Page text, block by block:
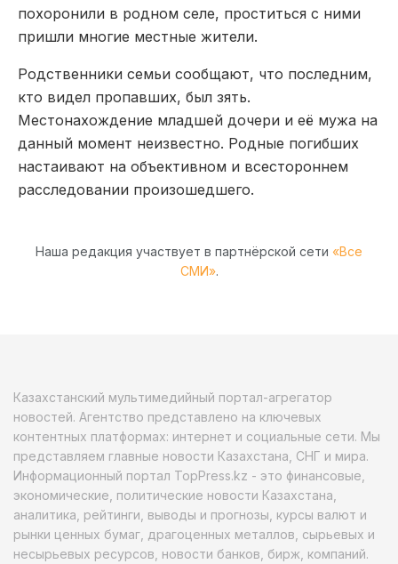
похоронили в родном селе, проститься с ними
пришли многие местные жители.
Родственники семьи сообщают, что последним,
кто видел пропавших, был зять.
Местонахождение младшей дочери и её мужа на
данный момент неизвестно. Родные погибших
настаивают на объективном и всестороннем
расследовании произошедшего.
Наша редакция участвует в партнёрской сети «Все
СМИ».
Казахстанский мультимедийный портал-агрегатор
новостей. Агентство представлено на ключевых
контентных платформах: интернет и социальные сети. Мы
представляем главные новости Казахстана, СНГ и мира.
Информационный портал TopPress.kz - это финансовые,
экономические, политические новости Казахстана,
аналитика, рейтинги, выводы и прогнозы, курсы валют и
рынки ценных бумаг, драгоценных металлов, сырьевых и
несырьевых ресурсов, новости банков, бирж, компаний.